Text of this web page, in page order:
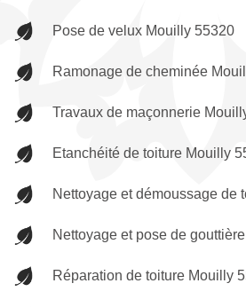
Pose de velux Mouilly 55320
Ramonage de cheminée
Travaux de maçonnerie
Etanchéité de toiture Mouilly
Nettoyage et démoussage de
Nettoyage et pose de
Réparation de toiture Mouilly